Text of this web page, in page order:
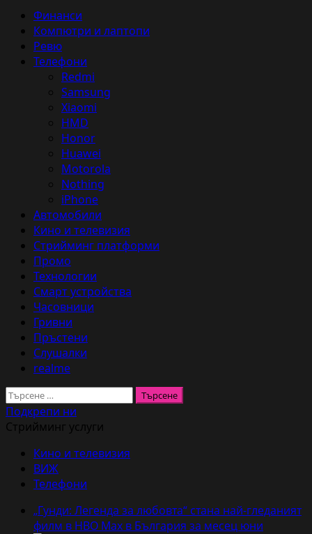
Primary
Menu
Финанси
Компютри и лаптопи
Ревю
Телефони
Redmi
Samsung
Xiaomi
HMD
Honor
Huawei
Motorola
Nothing
iPhone
Автомобили
Кино и телевизия
Стрийминг платформи
Промо
Технологии
Смарт устройства
Часовници
Гривни
Пръстени
Слушалки
realme
Търсене
за:
Подкрепи ни
Стрийминг услуги
Кино и телевизия
ВИЖ
Телефони
„Гунди: Легенда за любовта“ стана най-гледаният
филм в HBO Max в България за месец юни